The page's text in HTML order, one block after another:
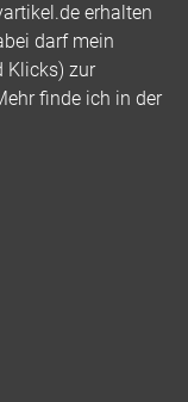
erhalten
darf mein
Klicks) zur
finde ich in der